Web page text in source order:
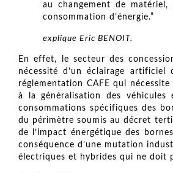
au changement de
consommation d’énergie.”
explique Eric BENOIT.
En effet, le secteur des
nécessité d’un éclairage
réglementation CAFE qui
à la généralisation des véhicules
consommations spécifiques des
du périmètre soumis au décret
de l’impact énergétique des
conséquence d’une mutation
électriques et hybrides qui ne doit